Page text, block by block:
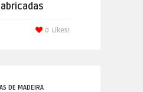
Likes!
0
DE MADEIRA